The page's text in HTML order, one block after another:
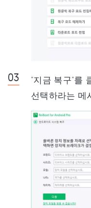
"지금 복구"를
선택하라는 메